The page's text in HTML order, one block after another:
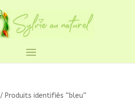
/ Produits identifiés “bleu”